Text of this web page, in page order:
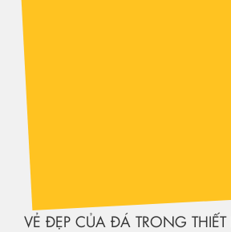
VẺ ĐẸP CỦA ĐÁ TRONG